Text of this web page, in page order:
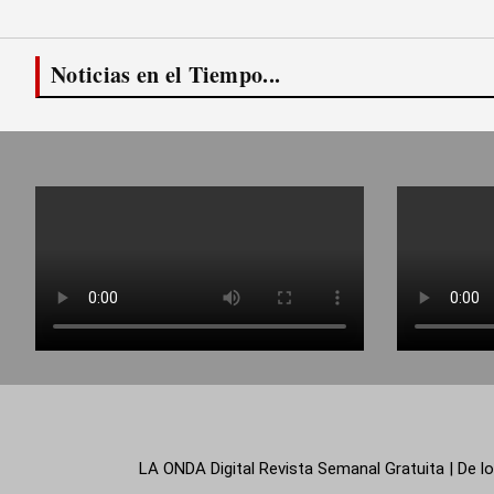
Noticias en el Tiempo...
LA ONDA Digital Revista Semanal Gratuita |